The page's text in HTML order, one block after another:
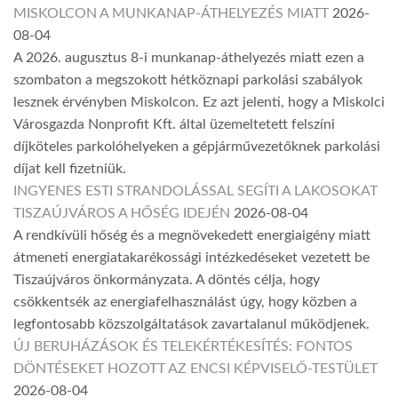
MISKOLCON A MUNKANAP-ÁTHELYEZÉS MIATT 2026-
08-04
A 2026. augusztus 8-i munkanap-áthelyezés miatt ezen a
szombaton a megszokott hétköznapi parkolási szabályok
lesznek érvényben Miskolcon. Ez azt jelenti, hogy a Miskolci
Városgazda Nonprofit Kft. által üzemeltetett felszíni
díjköteles parkolóhelyeken a gépjárművezetőknek parkolási
díjat kell fizetniük.
INGYENES ESTI STRANDOLÁSSAL SEGÍTI A LAKOSOKAT
TISZAÚJVÁROS A HŐSÉG IDEJÉN 2026-08-04
A rendkívüli hőség és a megnövekedett energiaigény miatt
átmeneti energiatakarékossági intézkedéseket vezetett be
Tiszaújváros önkormányzata. A döntés célja, hogy
csökkentsék az energiafelhasználást úgy, hogy közben a
legfontosabb közszolgáltatások zavartalanul működjenek.
ÚJ BERUHÁZÁSOK ÉS TELEKÉRTÉKESÍTÉS: FONTOS
DÖNTÉSEKET HOZOTT AZ ENCSI KÉPVISELŐ-TESTÜLET
2026-08-04